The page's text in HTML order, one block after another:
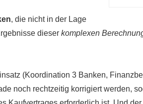
, die nicht in der Lage
dieser komplexen
(Koordination 3 Banken,
noch rechtzeitig korrigiert werden,